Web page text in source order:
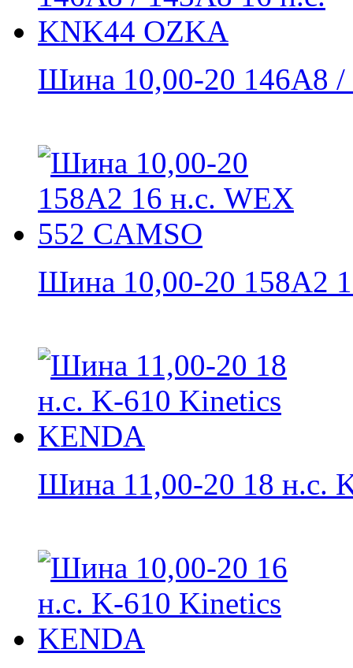
Шина 10,00-20 146А8 /
Шина 10,00-20 158A2
Шина 11,00-20 18 н.с.